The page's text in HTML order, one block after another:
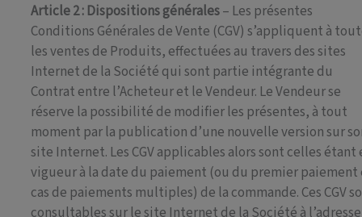
Article 2 : Dispositions générales– Les présentes
Conditions Générales de Vente (CGV) s’appliquent à
les ventes de Produits, effectuées au travers des sites
Internet de la Société qui sont partie intégrante du
Contrat entre l’Acheteur et le Vendeur. Le Vendeur se
réserve la possibilité de modifier les présentes, à tout
moment par la publication d’une nouvelle version sur
site Internet. Les CGV applicables alors sont celles étant
vigueur à la date du paiement (ou du premier paiement
cas de paiements multiples) de la commande. Ces CGV
consultables sur le site Internet de la Société à l’adresse